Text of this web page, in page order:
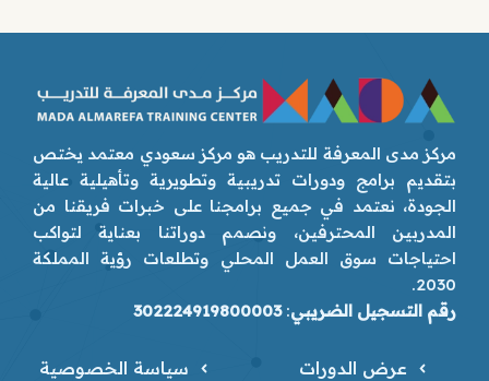
مركز مدى المعرفة للتدريب هو مركز سعودي معتمد يختص
بتقديم برامج ودورات تدريبية وتطويرية وتأهيلية عالية
الجودة، نعتمد في جميع برامجنا على خبرات فريقنا من
المدربين المحترفين، ونصمم دوراتنا بعناية لتواكب
احتياجات سوق العمل المحلي وتطلعات رؤية المملكة
2030.
رقم التسجيل الضريبي:
302224919800003
عرض الدورات
سياسة الخصوصية